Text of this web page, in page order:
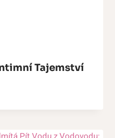
Tajemství